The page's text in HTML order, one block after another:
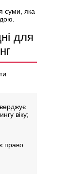
суми, яка
для
віку;
право